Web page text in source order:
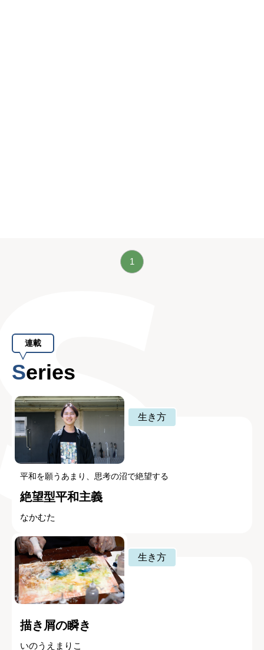
1
連載
Series
生き方
平和を願うあまり、思考の沼で絶望する
絶望型平和主義
なかむた
生き方
描き屑の瞬き
いのうえまりこ